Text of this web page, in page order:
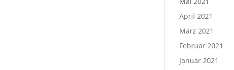
April 2021
März 2021
Februar 2021
Januar 2021